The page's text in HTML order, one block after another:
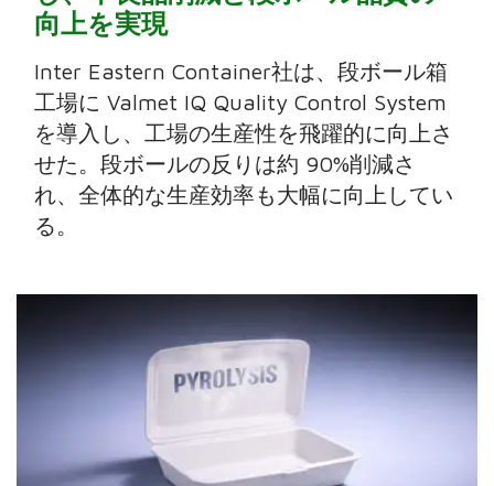
向上を実現
Inter Eastern Container社は、段ボール箱
工場に Valmet IQ Quality Control System
を導入し、工場の生産性を飛躍的に向上さ
せた。段ボールの反りは約 90%削減さ
れ、全体的な生産効率も大幅に向上してい
る。